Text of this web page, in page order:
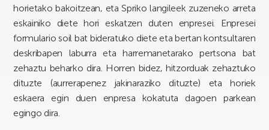
horietako bakoitzean, eta Spriko langileek zuzeneko arreta
eskainiko diete hori eskatzen duten enpresei. Enpresei
formulario soil bat bideratuko diete eta bertan kontsultaren
deskribapen laburra eta harremanetarako pertsona bat
zehaztu beharko dira. Horren bidez, hitzorduak zehaztuko
dituzte (aurrerapenez jakinaraziko dituzte) eta horiek
eskaera egin duen enpresa kokatuta dagoen parkean
egingo dira.